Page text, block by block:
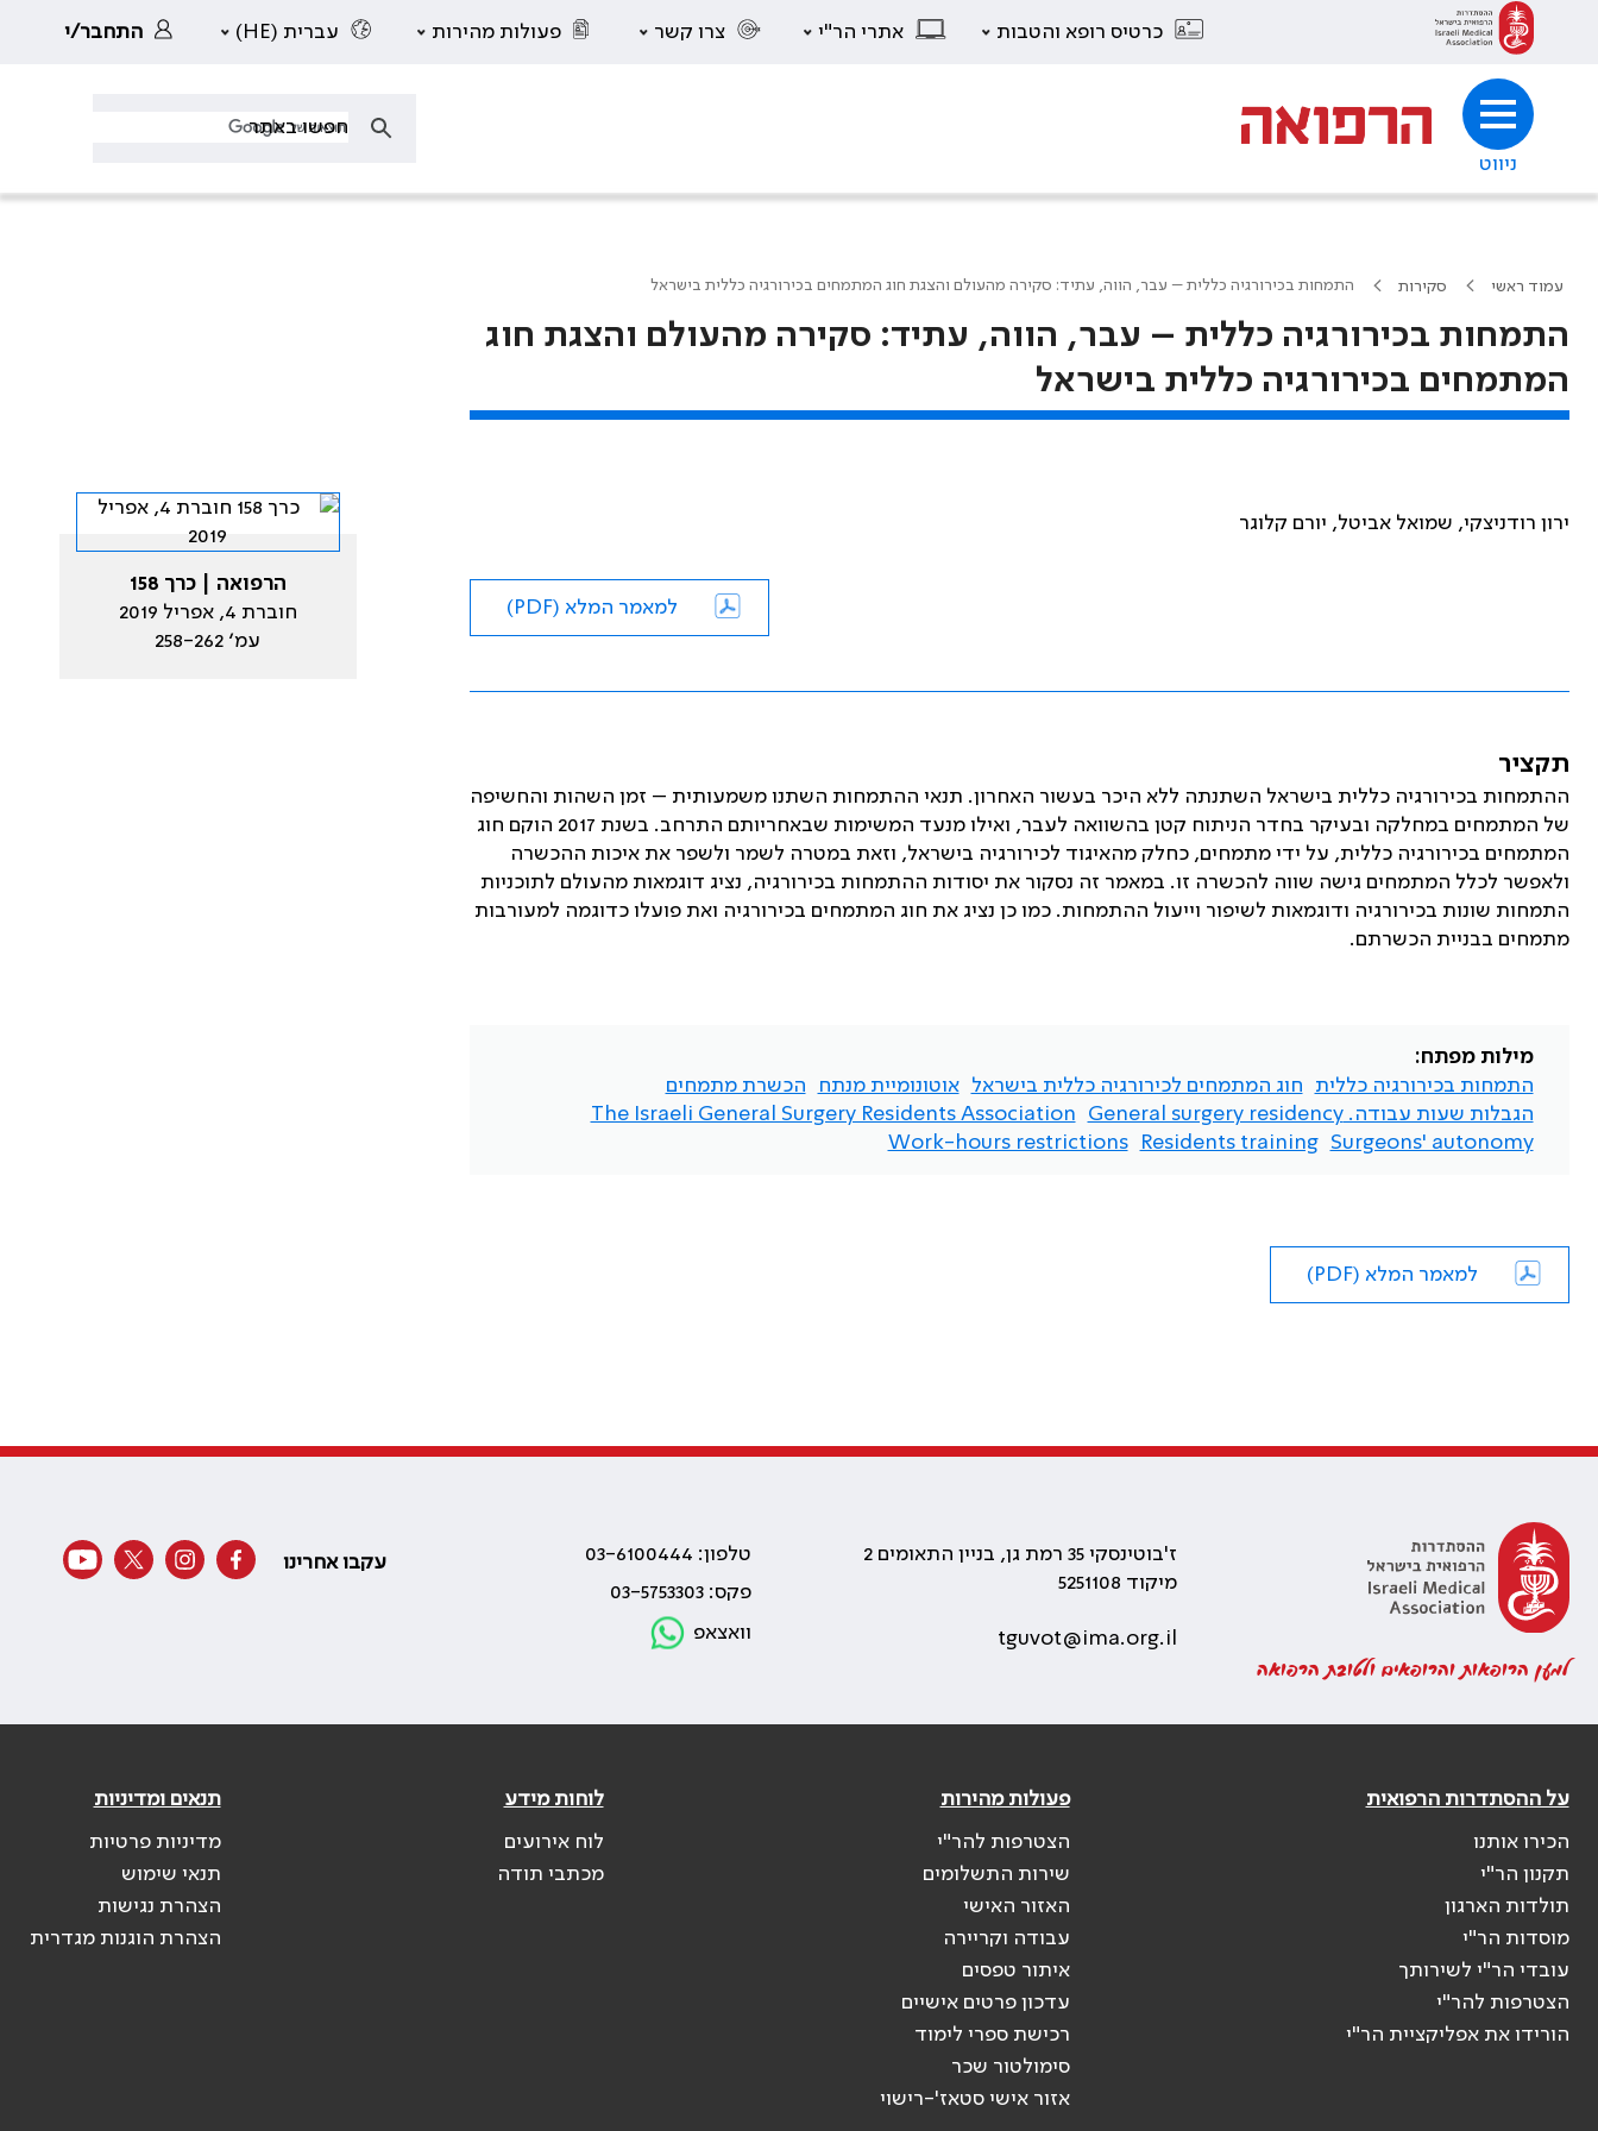
כרטיס רופא והטבות אתרי הר"י צרו קשר פעולות מהירות עברית (HE) התחבר/י
ניווט
עמוד ראשי סקירות התמחות בכירורגיה כללית – עבר, הווה, עתיד: סקירה מהעולם והצגת חוג המתמחים בכירורגיה כללית בישראל
התמחות בכירורגיה כללית – עבר, הווה, עתיד: סקירה מהעולם והצגת חוג
המתמחים בכירורגיה כללית בישראל
ירון רודניצקי, שמואל אביטל, יורם קלוגר
למאמר המלא (PDF)
תקציר
ההתמחות בכירורגיה כללית בישראל השתנתה ללא היכר בעשור האחרון. תנאי ההתמחות השתנו משמעותית – זמן השהות והחשיפה
של המתמחים במחלקה ובעיקר בחדר הניתוח קטן בהשוואה לעבר, ואילו מנעד המשימות שבאחריותם התרחב. בשנת 2017 הוקם חוג
המתמחים בכירורגיה כללית, על ידי מתמחים, כחלק מהאיגוד לכירורגיה בישראל, וזאת במטרה לשמר ולשפר את איכות ההכשרה
ולאפשר לכלל המתמחים גישה שווה להכשרה זו. במאמר זה נסקור את יסודות ההתמחות בכירורגיה, נציג דוגמאות מהעולם לתוכניות
התמחות שונות בכירורגיה ודוגמאות לשיפור וייעול ההתמחות. כמו כן נציג את חוג המתמחים בכירורגיה ואת פועלו כדוגמה למעורבות
מתמחים בבניית הכשרתם.
מילות מפתח:
התמחות בכירורגיה כללית
חוג המתמחים לכירורגיה כללית בישראל אוטונומיית מנתח
הכשרת מתמחים
הגבלות שעות עבודה. General surgery residency
The Israeli General Surgery Residents Association
Surgeons' autonomy
Residents training
Work-hours restrictions
למאמר המלא (PDF)
הרפואה | כרך 158
חוברת 4, אפריל 2019
עמ׳ 258-262
למען הרופאות והרופאים ולטובת הרפואה
ז'בוטינסקי 35 רמת גן, בניין התאומים 2
מיקוד 5251108
tguvot@ima.org.il
טלפון: 03-6100444
פקס: 03-5753303
וואצאפ
עקבו אחרינו
על ההסתדרות הרפואית
הכירו אותנו
תקנון הר"י
תולדות הארגון
מוסדות הר"י
עובדי הר"י לשירותך
הצטרפות להר"י
הורידו את אפליקציית הר"י
פעולות מהירות
הצטרפות להר"י
שירות התשלומים
האזור האישי
עבודה וקריירה
איתור טפסים
עדכון פרטים אישיים
רכישת ספרי לימוד
סימולטור שכר
אזור אישי סטאז'-רישוי
לוחות מידע
לוח אירועים
מכתבי תודה
תנאים ומדיניות
מדיניות פרטיות
תנאי שימוש
הצהרת נגישות
הצהרת הוגנות מגדרית